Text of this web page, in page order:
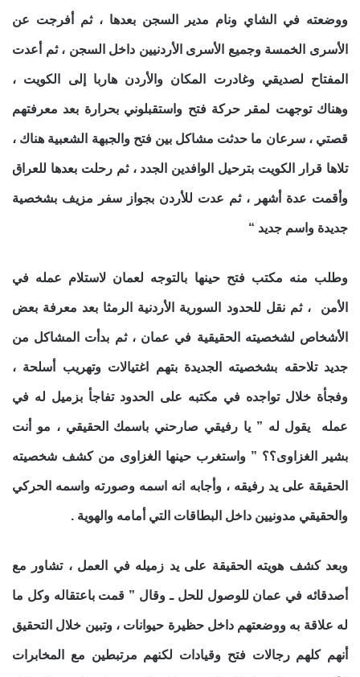
ووضعته في الشاي ونام مدير السجن بعدها ، ثم أفرجت عن
الأسرى الخمسة وجميع الأسرى الأردنيين داخل السجن ، ثم أعدت
المفتاح لصديقي وغادرت المكان والأردن هاربا إلى الكويت ،
وهناك توجهت لمقر حركة فتح واستقبلوني بحرارة بعد معرفتهم
قصتي ، سرعان ما حدثت مشاكل بين فتح والجبهة الشعبية هناك ،
تلاها قرار الكويت بترحيل الوافدين الجدد ، ثم رحلت بعدها للعراق
وأقمت عدة أشهر ، ثم عدت للأردن بجواز سفر مزيف بشخصية
جديدة واسم جديد “
وطلب منه مكتب فتح حينها بالتوجه لعمان لاستلام عمله في
الأمن ، ثم نقل للحدود السورية الأردنية الرمثا بعد معرفة بعض
الأشخاص لشخصيته الحقيقية في عمان ، ثم بدأت المشاكل من
جديد تلاحقه بشخصيته الجديدة بتهم اغتيالات وتهريب أسلحة ،
وفجأة خلال تواجده في مكتبه على الحدود تفاجأ بزميل له في
عمله يقول له ” يا رفيقي صارحني باسمك الحقيقي ، مو أنت
بشير الغزاوى؟؟ ” واستغرب حينها الغزاوى من كشف شخصيته
الحقيقة على يد رفيقه ، وأجابه انه اسمه وصورته واسمه الحركي
والحقيقي مدونيين داخل البطاقات التي أمامه والهوية .
وبعد كشف هويته الحقيقة على يد زميله في العمل ، تشاور مع
أصدقائه في عمان للوصول للحل ـ وقال ” قمت باعتقاله وكل ما
له علاقة به ووضعتهم داخل حظيرة حيوانات ، وتبين خلال التحقيق
أنهم كلهم رجالات فتح وقيادات لكنهم مرتبطين مع المخابرات